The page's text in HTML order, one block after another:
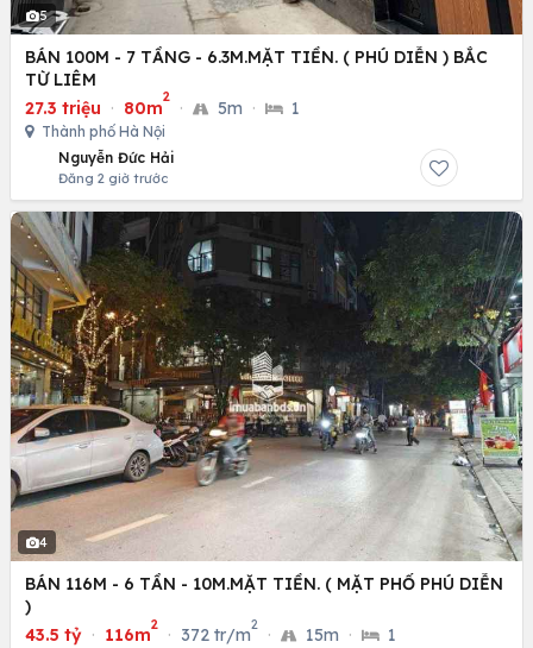
5
BÁN 100M - 7 TẦNG - 6.3M.MẶT TIỀN. ( PHÚ DIỄN ) BẮC
TỪ LIÊM
27.3 triệu · 80m
2
· 5m · 1
Thành phố Hà Nội
Nguyễn Đức Hải
Đăng 2 giờ trước
4
BÁN 116M - 6 TẦN - 10M.MẶT TIỀN. ( MẶT PHỐ PHÚ DIỄN
)
43.5 tỷ · 116m
2
· 372 tr/m
2
· 15m · 1